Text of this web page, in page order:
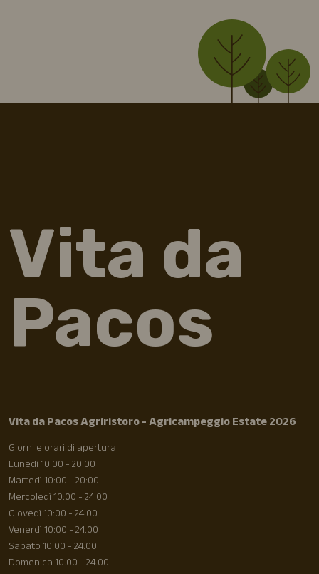
Vita da
Pacos
Vita da Pacos Agriristoro - Agricampeggio Estate 2026
Giorni e orari di apertura
Lunedì 10:00 - 20:00
Martedì 10:00 - 20:00
Mercoledì 10:00 - 24:00
Giovedì 10:00 - 24:00
Venerdì 10:00 - 24.00
Sabato 10.00 - 24.00
Domenica 10.00 - 24.00